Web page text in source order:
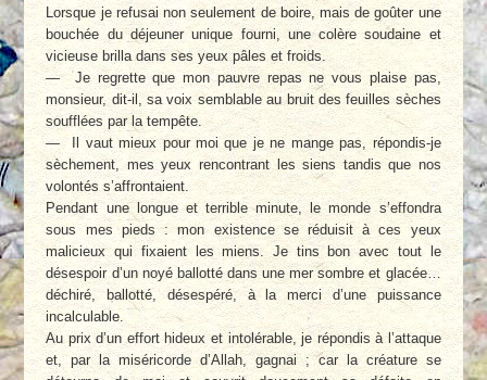
Lorsque je refusai non seulement de boire, mais de goûter une
bouchée du déjeuner unique fourni, une colère soudaine et
vicieuse brilla dans ses yeux pâles et froids.
— Je regrette que mon pauvre repas ne vous plaise pas,
monsieur, dit-il, sa voix semblable au bruit des feuilles sèches
soufflées par la tempête.
— Il vaut mieux pour moi que je ne mange pas, répondis-je
sèchement, mes yeux rencontrant les siens tandis que nos
volontés s’affrontaient.
Pendant une longue et terrible minute, le monde s’effondra
sous mes pieds : mon existence se réduisit à ces yeux
malicieux qui fixaient les miens. Je tins bon avec tout le
désespoir d’un noyé ballotté dans une mer sombre et glacée…
déchiré, ballotté, désespéré, à la merci d’une puissance
incalculable.
Au prix d’un effort hideux et intolérable, je répondis à l’attaque
et, par la miséricorde d’Allah, gagnai ; car la créature se